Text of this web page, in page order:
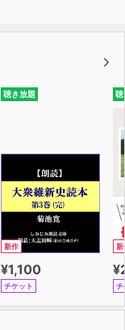
聴き放題
新作
¥1,100
チケット
聴
新
チ